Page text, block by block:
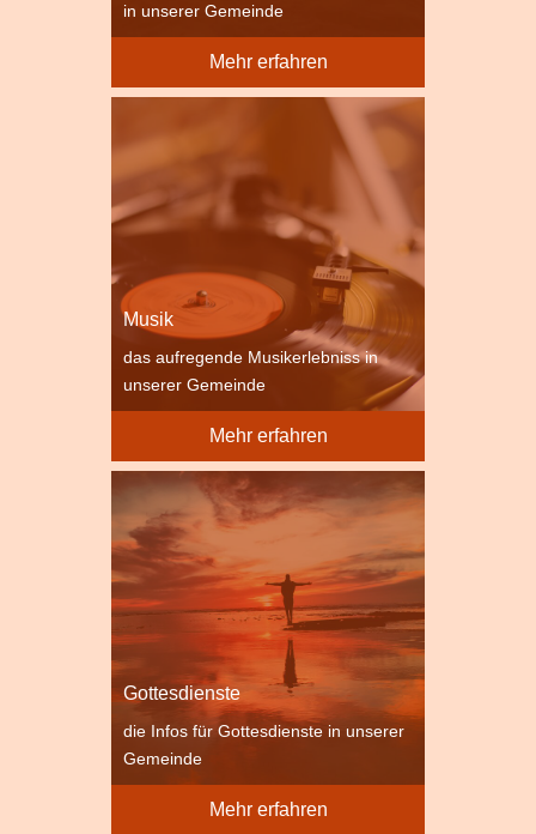
in unserer Gemeinde
Mehr erfahren
Musik
das aufregende Musikerlebniss in
unserer Gemeinde
Mehr erfahren
Gottesdienste
die Infos für Gottesdienste in unserer
Gemeinde
Mehr erfahren